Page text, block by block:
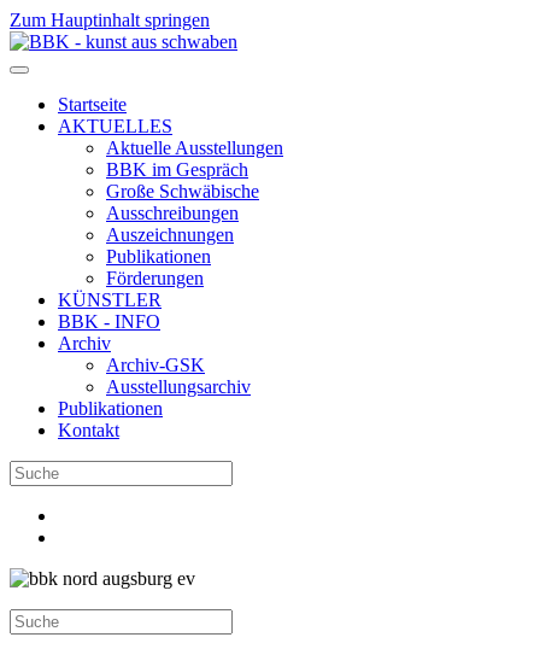
Zum Hauptinhalt springen
Startseite
AKTUELLES
Aktuelle Ausstellungen
BBK im Gespräch
Große Schwäbische
Ausschreibungen
Auszeichnungen
Publikationen
Förderungen
KÜNSTLER
BBK - INFO
Archiv
Archiv-GSK
Ausstellungsarchiv
Publikationen
Kontakt